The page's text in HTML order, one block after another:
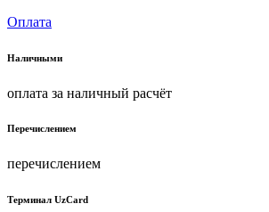
Оплата
Наличными
оплата за наличный расчёт
Перечислением
перечислением
Терминал UzCard